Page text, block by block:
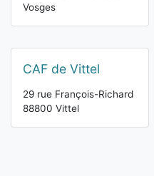
Vosges
CAF de Vittel
29 rue François-Richard
88800 Vittel